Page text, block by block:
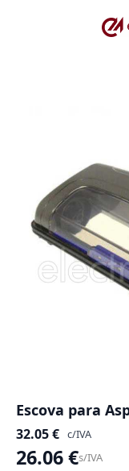
Escova para
32.05€ c/IVA
26.06€s/IVA